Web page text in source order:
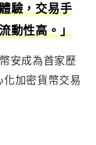
驗，交易手
動性高。」
安成為首家歷
加密貨幣交易